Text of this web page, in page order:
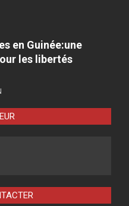
en Guinée:une
les libertés